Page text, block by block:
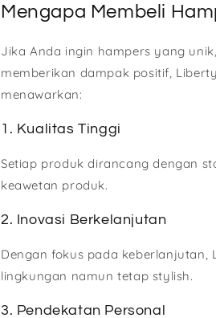
Mengapa Membeli
Jika Anda ingin hampers yang
memberikan dampak positif,
menawarkan:
1. Kualitas Tinggi
Setiap produk dirancang dengan
keawetan produk.
2. Inovasi Berkelanjutan
Dengan fokus pada
lingkungan namun tetap stylish.
3. Pendekatan Personal